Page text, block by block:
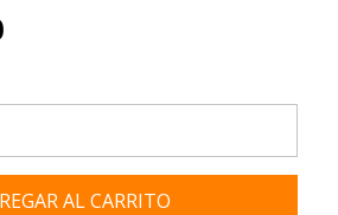
AL CARRITO